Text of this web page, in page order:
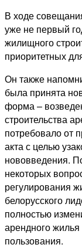
В ходе
уже не первый
жилищного
приоритетных
Он также
была принята
форма –
строительства
потребовало от
акта с целью
нововведения.
некоторых
регулирования
белорусского
полностью
арендного
пользования.